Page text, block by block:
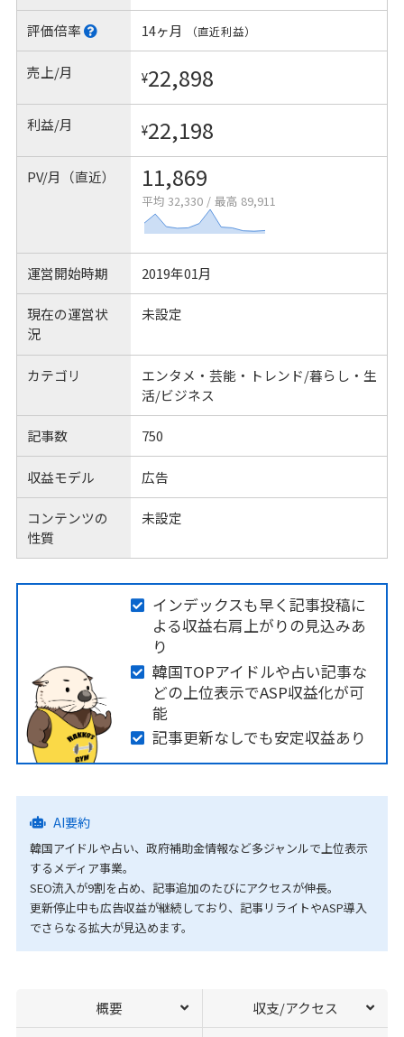
評価倍率 14ヶ月 （直近利益）
売上/月 ¥22,898
利益/月 ¥22,198
PV/月（直近） 11,869
平均 32,330 / 最高 89,911
運営開始時期 2019年01月
現在の運営状
況
未設定
カテゴリ
エンタメ・芸能・トレンド/暮らし・生
活/ビジネス
記事数 750
収益モデル 広告
コンテンツの
性質
未設定
インデックスも早く記事投稿に
よる収益右肩上がりの見込みあ
り
韓国TOPアイドルや占い記事な
どの上位表示でASP収益化が可
能
記事更新なしでも安定収益あり
AI要約
韓国アイドルや占い、政府補助金情報など多ジャンルで上位表示
するメディア事業。
SEO流入が9割を占め、記事追加のたびにアクセスが伸長。
更新停止中も広告収益が継続しており、記事リライトやASP導入
でさらなる拡大が見込めます。
概要 収支/アクセス